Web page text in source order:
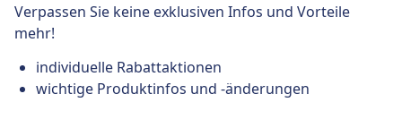
Verpassen Sie keine exklusiven Infos und Vorteile
mehr!
individuelle Rabattaktionen
wichtige Produktinfos und -änderungen